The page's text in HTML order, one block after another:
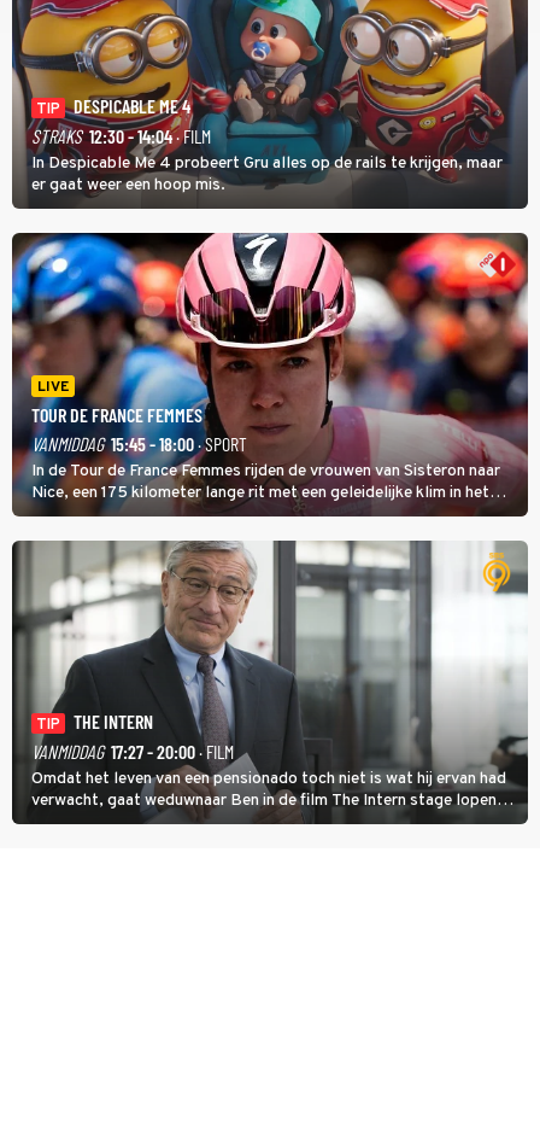
TIP
DESPICABLE ME 4
STRAKS 12:30 - 14:04· FILM
In Despicable Me 4 probeert Gru alles op de rails te krijgen, maar
er gaat weer een hoop mis.
LIVE
TOUR DE FRANCE FEMMES
VANMIDDAG 15:45 - 18:00· SPORT
In de Tour de France Femmes rijden de vrouwen van Sisteron naar
Nice, een 175 kilometer lange rit met een geleidelijke klim in het
midden. Dat is mogelijk niet de zwaarste hindernis, dat is de
temperatuur. Het kan in Nice namelijk bloedheet worden.
TIP
THE INTERN
VANMIDDAG 17:27 - 20:00· FILM
Omdat het leven van een pensionado toch niet is wat hij ervan had
verwacht, gaat weduwnaar Ben in de film The Intern stage lopen
bij de hippe webwinkel van Jules, wat een gouden zet blijkt te zijn.